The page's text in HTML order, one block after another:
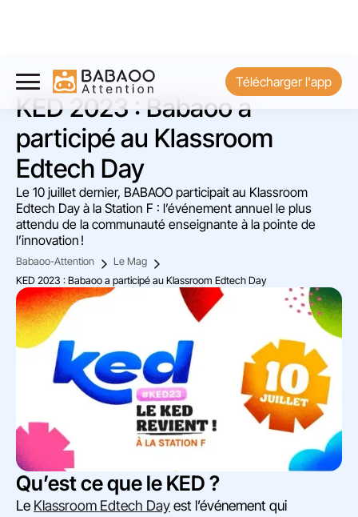
Télécharger l'app
KED 2023 : Babaoo a
participé au Klassroom
Edtech Day
Le 10 juillet dernier, BABAOO participait au Klassroom
Edtech Day à la Station F : l’événement annuel le plus
attendu de la communauté enseignante à la pointe de
l’innovation !
Babaoo-Attention
Le Mag
KED 2023 : Babaoo a participé au Klassroom Edtech Day
Qu’est ce que le KED ?
Le Klassroom Edtech Dayest l’événement qui